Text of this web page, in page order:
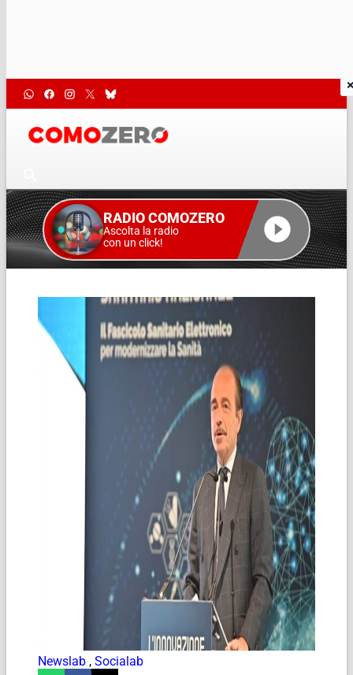
RADIO COMOZERO
Ascolta la radio
con un click!
Newslab , Socialab